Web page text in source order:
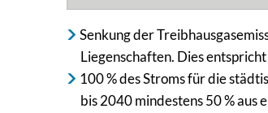
Senkung der
Liegenschaften. Dies
100 % des Stroms für die
bis 2040 mindestens 50 % aus